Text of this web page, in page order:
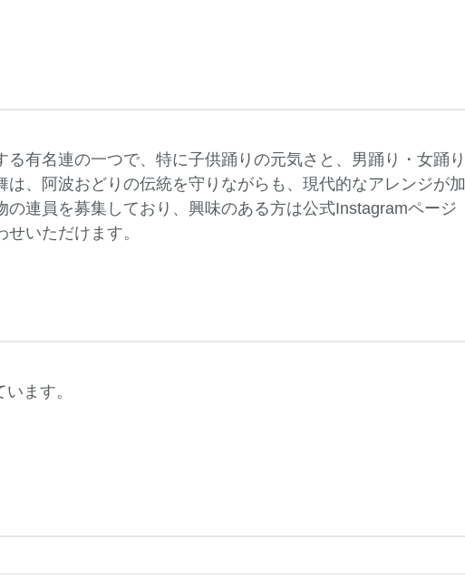
有名連の一つで、特に子供踊りの元気さと、男踊り・女踊り
、阿波おどりの伝統を守りながらも、現代的なアレンジが加
連員を募集しており、興味のある方は公式Instagramページ
いただけます。
ます。